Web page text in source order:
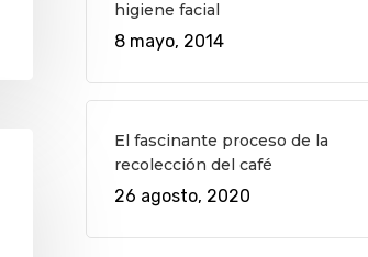
higiene facial
8 mayo, 2014
El fascinante proceso de la
recolección del café
26 agosto, 2020